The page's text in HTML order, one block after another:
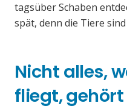
tagsüber Schaben
spät, denn die Tiere
Nicht alles,
fliegt, gehört